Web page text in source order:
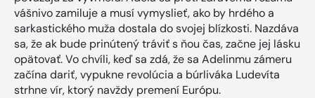
vášnivo zamiluje a musí vymyslieť, ako by hrdého a
sarkastického muža dostala do svojej blízkosti. Nazdáva
sa, že ak bude prinútený tráviť s ňou čas, začne jej lásku
opätovať. Vo chvíli, keď sa zdá, že sa Adelinmu zámeru
začína dariť, vypukne revolúcia a búrliváka Ludevíta
strhne vír, ktorý navždy premení Európu.